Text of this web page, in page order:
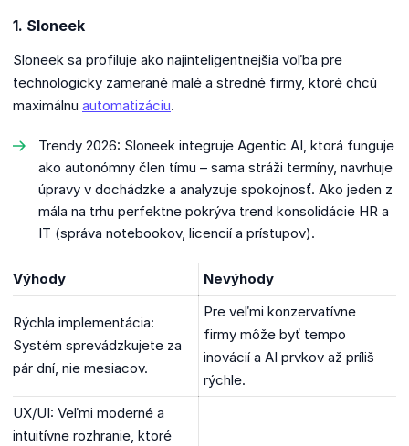
1. Sloneek
Sloneek sa profiluje ako najinteligentnejšia voľba pre
technologicky zamerané malé a stredné firmy, ktoré chcú
maximálnu automatizáciu.
Trendy 2026: Sloneek integruje Agentic AI, ktorá funguje
ako autonómny člen tímu – sama stráži termíny, navrhuje
úpravy v dochádzke a analyzuje spokojnosť. Ako jeden z
mála na trhu perfektne pokrýva trend konsolidácie HR a
IT (správa notebookov, licencií a prístupov).
Výhody Nevýhody
Rýchla implementácia:
Systém sprevádzkujete za
pár dní, nie mesiacov.
Pre veľmi konzervatívne
firmy môže byť tempo
inovácií a AI prvkov až príliš
rýchle.
UX/UI: Veľmi moderné a
intuitívne rozhranie, ktoré